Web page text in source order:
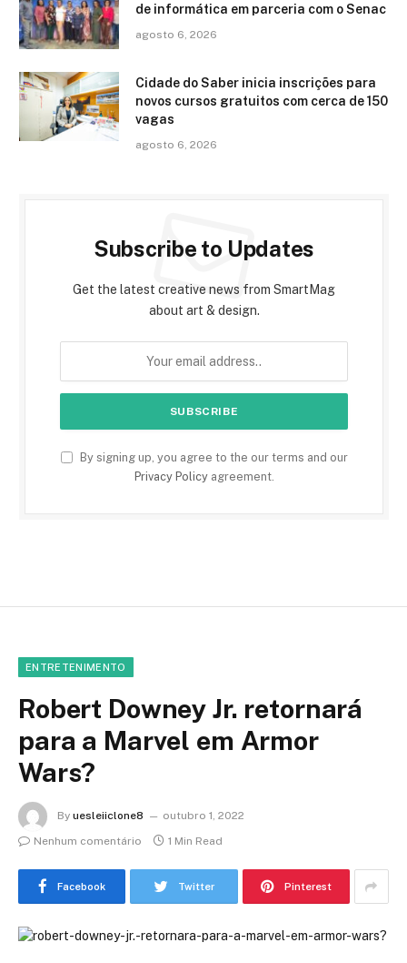
de informática em parceria com o Senac
agosto 6, 2026
Cidade do Saber inicia inscrições para
novos cursos gratuitos com cerca de 150
vagas
agosto 6, 2026
Subscribe to Updates
Get the latest creative news from SmartMag
about art & design.
By signing up, you agree to the our terms and our
Privacy Policyagreement.
ENTRETENIMENTO
Robert Downey Jr. retornará
para a Marvel em Armor
Wars?
By uesleiiclone8
outubro 1, 2022
Nenhum comentário
1 Min Read
Facebook Twitter Pinterest